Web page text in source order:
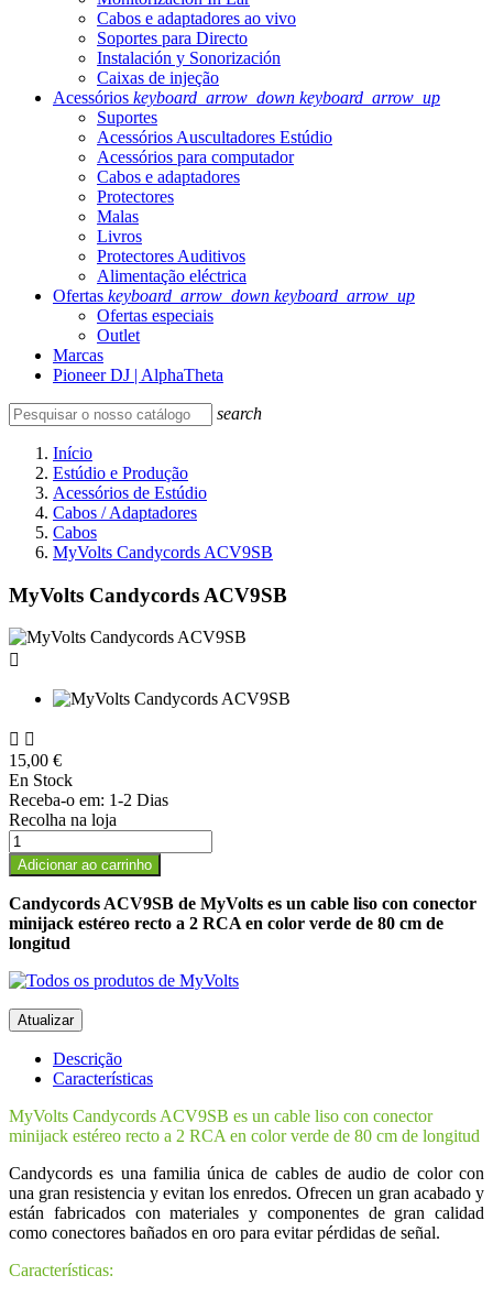
Cabos e adaptadores ao vivo
Soportes para Directo
Instalación y Sonorización
Caixas de injeção
Acessórios keyboard_arrow_down keyboard_arrow_up
Suportes
Acessórios Auscultadores Estúdio
Acessórios para computador
Cabos e adaptadores
Protectores
Malas
Livros
Protectores Auditivos
Alimentação eléctrica
Ofertas keyboard_arrow_down keyboard_arrow_up
Ofertas especiais
Outlet
Marcas
Pioneer DJ | AlphaTheta
search
Início
Estúdio e Produção
Acessórios de Estúdio
Cabos / Adaptadores
Cabos
MyVolts Candycords ACV9SB
MyVolts Candycords ACV9SB

 
15,00 €
En Stock
Receba-o em: 1-2 Dias
Recolha na loja
Adicionar ao carrinho
Candycords ACV9SB de MyVolts es un cable liso con conector
minijack estéreo recto a 2 RCA en color verde de 80 cm de
longitud
Descrição
Características
MyVolts Candycords ACV9SB es un cable liso con conector
minijack estéreo recto a 2 RCA en color verde de 80 cm de longitud
Candycords es una familia única de cables de audio de color con
una gran resistencia y evitan los enredos. Ofrecen un gran acabado y
están fabricados con materiales y componentes de gran calidad
como conectores bañados en oro para evitar pérdidas de señal.
Características: